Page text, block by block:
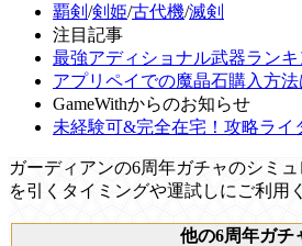
覇剣 /剣姫/古代機/滅剣
注目記事
最強アディショナル武器ラン
アプリペイでの魔晶石購入方法
GameWithからのお知らせ
未経験可&完全在宅！攻略ライ
ガーディアンの6周年ガチャのシミ
を引くタイミングや運試しにご利用
他の6周年ガチ